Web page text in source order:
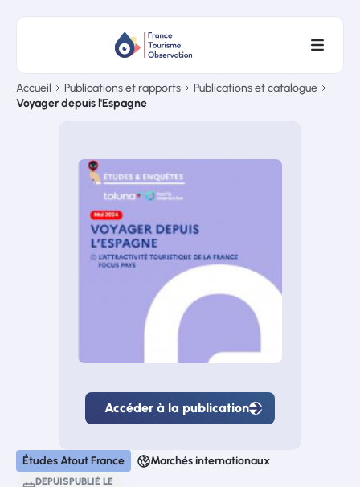
Accueil Publications et rapports
Publications et catalogue
Voyager depuis l'Espagne
Accéder
à
publication
Accéder à la publication
Études Atout France Marchés internationaux
DEPUISPUBLIÉ LE